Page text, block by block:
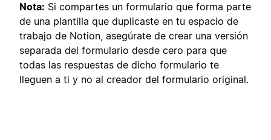
Nota: Si compartes un formulario que forma parte
de una plantilla que duplicaste en tu espacio de
trabajo de Notion, asegúrate de crear una versión
separada del formulario desde cero para que
todas las respuestas de dicho formulario te
lleguen a ti y no al creador del formulario original.